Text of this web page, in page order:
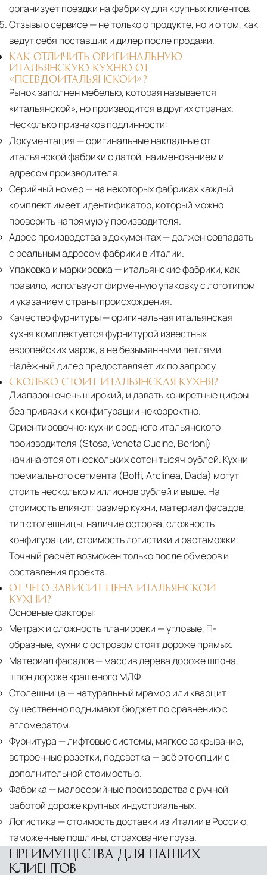
организует поездки на фабрику для крупных клиентов.
Отзывы о сервисе— не только о продукте, но и о том, как
ведут себя поставщик и дилер после продажи.
КАК ОТЛИЧИТЬ ОРИГИНАЛЬНУЮ
ИТАЛЬЯНСКУЮ КУХНЮ ОТ
«ПСЕВДОИТАЛЬЯНСКОЙ»?
Рынок заполнен мебелью, которая называется
«итальянской», но производится в других странах.
Несколько признаков подлинности:
Документация — оригинальные накладные от
итальянской фабрики с датой, наименованием и
адресом производителя.
Серийный номер— на некоторых фабриках каждый
комплект имеет идентификатор, который можно
проверить напрямую у производителя.
Адрес производства в документах— должен совпадать
с реальным адресом фабрики в Италии.
Упаковка и маркировка — итальянские фабрики, как
правило, используют фирменную упаковку с логотипом
и указанием страны происхождения.
Качество фурнитуры— оригинальная итальянская
кухня комплектуется фурнитурой известных
европейских марок, а не безымянными петлями.
Надёжный дилер предоставляет их по запросу.
СКОЛЬКО СТОИТ ИТАЛЬЯНСКАЯ КУХНЯ?
Диапазон очень широкий, и давать конкретные цифры
без привязки к конфигурации некорректно.
Ориентировочно: кухни среднего итальянского
производителя (Stosa, Veneta Cucine, Berloni)
начинаются от нескольких сотен тысяч рублей. Кухни
премиального сегмента (Boffi, Arclinea, Dada) могут
стоить несколько миллионов рублей и выше. На
стоимость влияют: размер кухни, материал фасадов,
тип столешницы, наличие острова, сложность
конфигурации, стоимость логистики и растаможки.
Точный расчёт возможен только после обмеров и
составления проекта.
ОТ ЧЕГО ЗАВИСИТ ЦЕНА ИТАЛЬЯНСКОЙ
КУХНИ?
Основные факторы:
Метраж и сложность планировки — угловые, П-
образные, кухни с островом стоят дороже прямых.
Материал фасадов— массив дерева дороже шпона,
шпон дороже крашеного МДФ.
Столешница — натуральный мрамор или кварцит
существенно поднимают бюджет по сравнению с
агломератом.
Фурнитура — лифтовые системы, мягкое закрывание,
встроенные розетки, подсветка — всё это опции с
дополнительной стоимостью.
Фабрика — малосерийные производства с ручной
работой дороже крупных индустриальных.
Логистика — стоимость доставки из Италии в Россию,
таможенные пошлины, страхование груза.
ПРЕИМУЩЕСТВА ДЛЯ НАШИХ
КЛИЕНТОВ